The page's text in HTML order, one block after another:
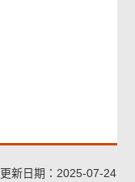
更新日期：2025-07-24